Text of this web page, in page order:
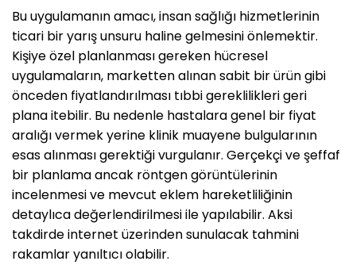
Bu uygulamanın amacı, insan sağlığı hizmetlerinin
ticari bir yarış unsuru haline gelmesini önlemektir.
Kişiye özel planlanması gereken hücresel
uygulamaların, marketten alınan sabit bir ürün gibi
önceden fiyatlandırılması tıbbi gereklilikleri geri
plana itebilir. Bu nedenle hastalara genel bir fiyat
aralığı vermek yerine klinik muayene bulgularının
esas alınması gerektiği vurgulanır. Gerçekçi ve şeffaf
bir planlama ancak röntgen görüntülerinin
incelenmesi ve mevcut eklem hareketliliğinin
detaylıca değerlendirilmesi ile yapılabilir. Aksi
takdirde internet üzerinden sunulacak tahmini
rakamlar yanıltıcı olabilir.